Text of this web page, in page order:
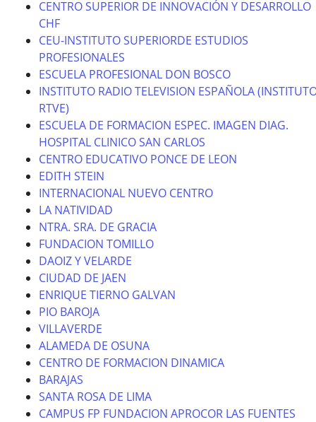
CENTRO SUPERIOR DE INNOVACIÓN Y DESARROLLO
CHF
CEU-INSTITUTO SUPERIORDE ESTUDIOS
PROFESIONALES
ESCUELA PROFESIONAL DON BOSCO
INSTITUTO RADIO TELEVISION ESPAÑOLA
RTVE)
ESCUELA DE FORMACION ESPEC. IMAGEN DIAG.
HOSPITAL CLINICO SAN CARLOS
CENTRO EDUCATIVO PONCE DE LEON
EDITH STEIN
INTERNACIONAL NUEVO CENTRO
LA NATIVIDAD
NTRA. SRA. DE GRACIA
FUNDACION TOMILLO
DAOIZ Y VELARDE
CIUDAD DE JAEN
ENRIQUE TIERNO GALVAN
PIO BAROJA
VILLAVERDE
ALAMEDA DE OSUNA
CENTRO DE FORMACION DINAMICA
BARAJAS
SANTA ROSA DE LIMA
CAMPUS FP FUNDACION APROCOR LAS FUENTES